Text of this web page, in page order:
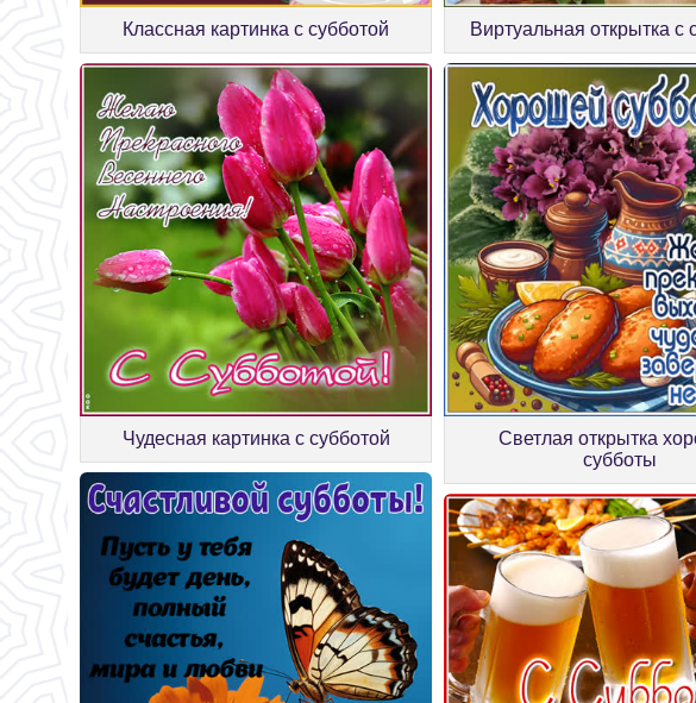
Классная картинка с субботой Виртуальная открытка с
Чудесная картинка с субботой
Светлая открытка
субботы